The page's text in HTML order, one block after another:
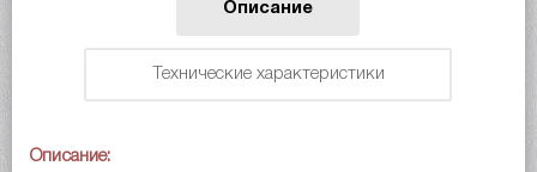
Описание
Технические характеристики
Описание: